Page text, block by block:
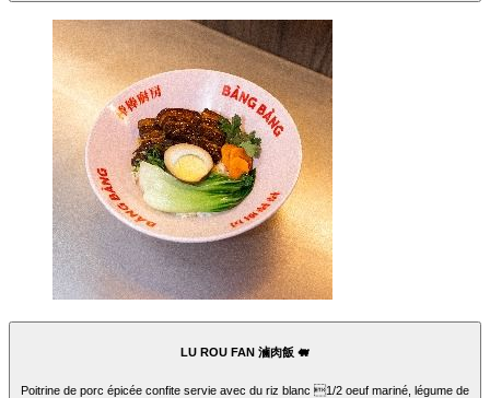
LU ROU FAN 滷肉飯 🐖
Poitrine de porc épicée confite servie avec du riz blanc 1/2 oeuf mariné, légume de